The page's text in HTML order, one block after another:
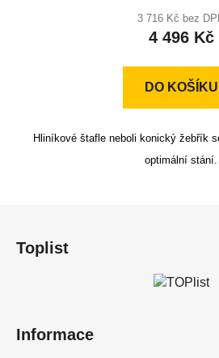
je
z
3 716 Kč bez
4 496 Kč
DO KOŠÍKU
Hliníkové štafle neboli konický žebřík
optimální stání.
Toplist
Informace